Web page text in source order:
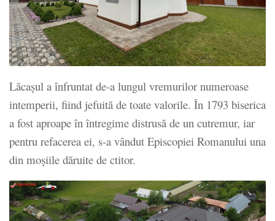
Lăcașul a înfruntat de-a lungul vremurilor numeroase
intemperii, fiind jefuită de toate valorile. În 1793 biserica
a fost aproape în întregime distrusă de un cutremur, iar
pentru refacerea ei, s-a vândut Episcopiei Romanului una
din moșiile dăruite de ctitor.